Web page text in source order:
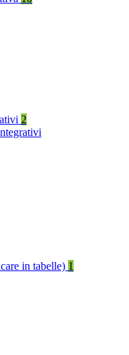
2
in tabelle) 1